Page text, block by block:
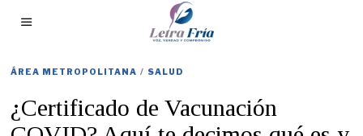
ÁREA METROPOLITANA / SALUD
¿Certificado de Vacunación